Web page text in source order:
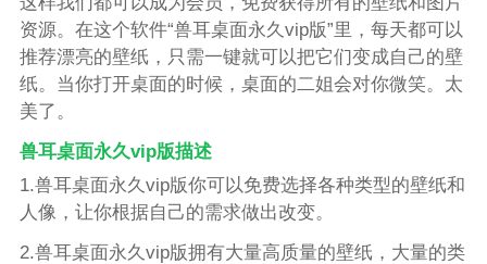
资源。在这个软件“兽耳桌面永久vip版”里，每天都可以
推荐漂亮的壁纸，只需一键就可以把它们变成自己的壁
纸。当你打开桌面的时候，桌面的二姐会对你微笑。太
美了。
兽耳桌面永久vip版描述
1.兽耳桌面永久vip版你可以免费选择各种类型的壁纸和
人像，让你根据自己的需求做出改变。
2.兽耳桌面永久vip版拥有大量高质量的壁纸，大量的类